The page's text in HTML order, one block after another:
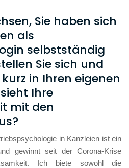
Sie haben sich
als
selbstständig
Sie sich und
in Ihren eigenen
Ihre
mit den
in Kanzleien ist ein
gewinnt seit der Corona-Krise
Ich biete sowohl die